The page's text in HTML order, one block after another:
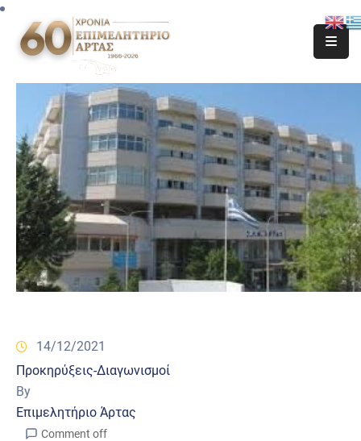
14/12/2021
Προκηρύξεις-Διαγωνισμοί
By
Επιμελητήριο Άρτας
Comment off